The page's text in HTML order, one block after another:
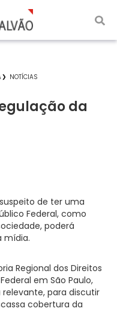
NOTÍCIAS
da
de ter uma
Federal, como
poderá
mídia.
Regional dos Direitos
em São Paulo,
para discutir
cobertura da